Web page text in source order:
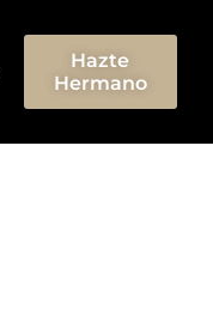
Hazte
Hermano